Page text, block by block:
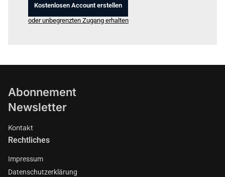
Kostenlosen Account erstellen
oder unbegrenzten Zugang erhalten
Abonnement
Newsletter
Kontakt
Rechtliches
Impressum
Datenschutzerklärung